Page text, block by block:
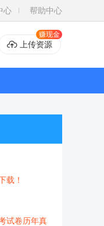
心 帮助中心
上传资源
赚现金
载！
试卷历年真